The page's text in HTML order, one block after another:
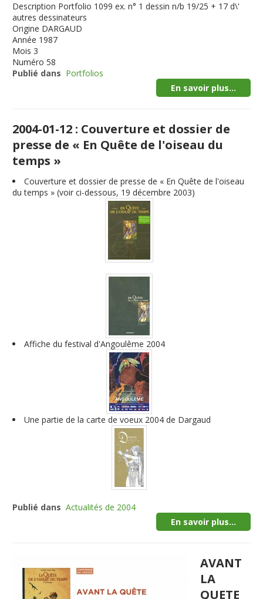
Description Portfolio 1099 ex. n° 1 dessin n/b 19/25 + 17 d\'
autres dessinateurs
Origine DARGAUD
Année 1987
Mois 3
Numéro 58
Publié dans Portfolios
En savoir plus...
2004-01-12 : Couverture et dossier de
presse de « En Quête de l'oiseau du
temps »
Couverture et dossier de presse de « En Quête de l'oiseau
du temps » (voir ci-dessous, 19 décembre 2003)
Affiche du festival d'Angoulême 2004
Une partie de la carte de voeux 2004 de Dargaud
Publié dans Actualités de 2004
En savoir plus...
AVANT
LA
QUETE